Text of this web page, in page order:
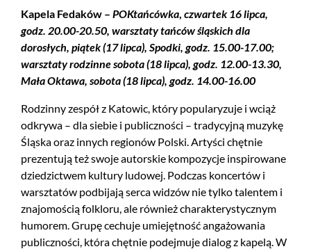
Kapela Fedaków – POKtańcówka czwartek 16 lipca,
godz. 20.00-20.50, warsztaty tańców śląskich dla
dorosłych, piątek (17 lipca), Spodki, godz. 15.00-17.00;
warsztaty rodzinne sobota (18 lipca), godz. 12.00-13.30,
Mała Oktawa, sobota (18 lipca), godz. 14.00-16.00
Rodzinny zespół z Katowic, który popularyzuje i wciąż
odkrywa – dla siebie i publiczności – tradycyjną muzykę
Śląska oraz innych regionów Polski. Artyści chętnie
prezentują też swoje autorskie kompozycje inspirowane
dziedzictwem kultury ludowej. Podczas koncertów i
warsztatów podbijają serca widzów nie tylko talentem i
znajomością folkloru, ale również charakterystycznym
humorem. Grupę cechuje umiejętność angażowania
publiczności, która chętnie podejmuje dialog z kapelą. W